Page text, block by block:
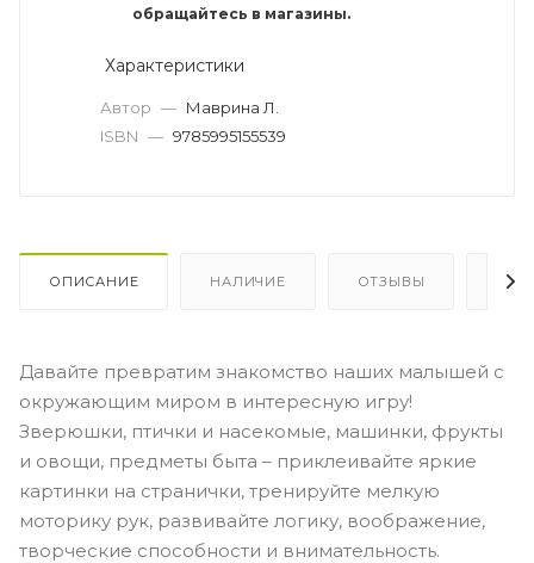
обращайтесь в магазины.
Характеристики
Автор — Маврина Л.
ISBN — 9785995155539
ОПИСАНИЕ НАЛИЧИЕ ОТЗЫВЫ
Давайте превратим знакомство наших малышей с
окружающим миром в интересную игру!
Зверюшки, птички и насекомые, машинки, фрукты
и овощи, предметы быта – приклеивайте яркие
картинки на странички, тренируйте мелкую
моторику рук, развивайте логику, воображение,
творческие способности и внимательность.